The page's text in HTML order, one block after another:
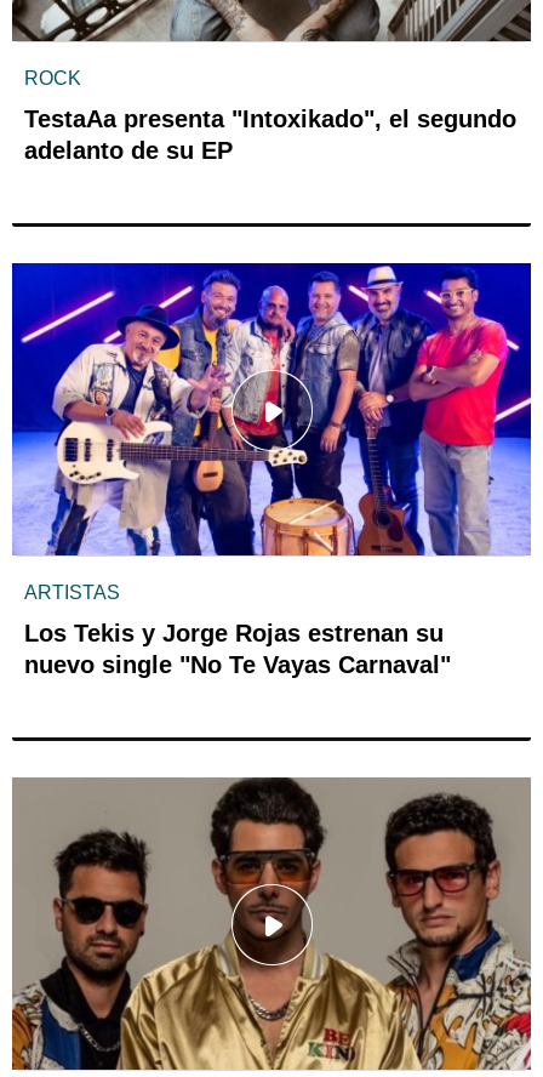
ROCK
TestaAa presenta "Intoxikado", el segundo
adelanto de su EP
ARTISTAS
Los Tekis y Jorge Rojas estrenan su
nuevo single "No Te Vayas Carnaval"